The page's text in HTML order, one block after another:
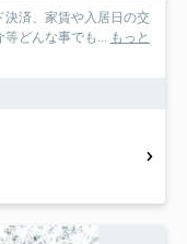
決済、家賃や入居日の交
等どんな事でも... もっと